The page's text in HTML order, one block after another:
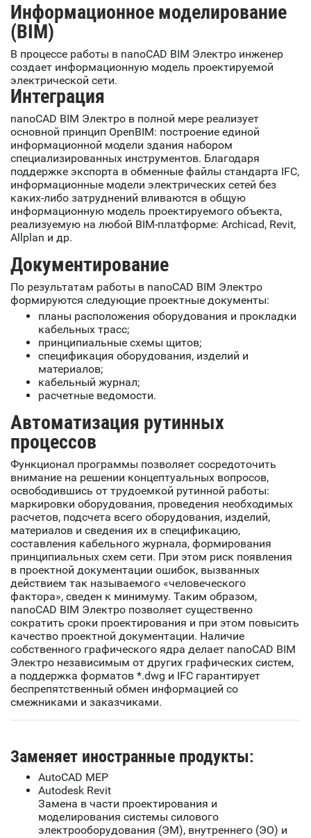
Информационное моделирование
(BIM)
В процессе работы в nanoCAD BIM Электро инженер
создает информационную модель проектируемой
электрической сети.
Интеграция
nanoCAD BIM Электро в полной мере реализует
основной принцип OpenBIM: построение единой
информационной модели здания набором
специализированных инструментов. Благодаря
поддержке экспорта в обменные файлы стандарта IFC,
информационные модели электрических сетей без
каких-либо затруднений вливаются в общую
информационную модель проектируемого объекта,
реализуемую на любой BIM-платформе: Archicad, Revit,
Allplan и др.
Документирование
По результатам работы в nanoCAD BIM Электро
формируются следующие проектные документы:
планы расположения оборудования и прокладки
кабельных трасс;
принципиальные схемы щитов;
спецификация оборудования, изделий и
материалов;
кабельный журнал;
расчетные ведомости.
Автоматизация рутинных
процессов
Функционал программы позволяет сосредоточить
внимание на решении концептуальных вопросов,
освободившись от трудоемкой рутинной работы:
маркировки оборудования, проведения необходимых
расчетов, подсчета всего оборудования, изделий,
материалов и сведения их в спецификацию,
составления кабельного журнала, формирования
принципиальных схем сети. При этом риск появления
в проектной документации ошибок, вызванных
действием так называемого «человеческого
фактора», сведен к минимуму. Таким образом,
nanoCAD BIM Электро позволяет существенно
сократить сроки проектирования и при этом повысить
качество проектной документации. Наличие
собственного графического ядра делает nanoCAD BIM
Электро независимым от других графических систем,
а поддержка форматов *.dwg и IFC гарантирует
беспрепятственный обмен информацией со
смежниками и заказчиками.
Заменяет иностранные продукты:
AutoCAD MEP
Autodesk Revit
Замена в части проектирования и
моделирования системы силового
электрооборудования (ЭМ), внутреннего (ЭО) и